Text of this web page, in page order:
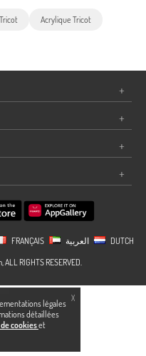
X
légales
détaillées
cookieset
Acrylique Tricot
+
+
+
+
FRANÇAIS
DUTCH
RIGHTS RESERVED.